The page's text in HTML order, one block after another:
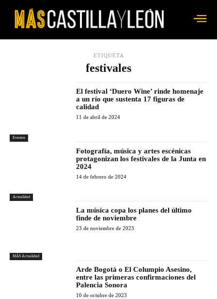
ETIQUETA
festivales
Eventos
El festival ‘Duero Wine’ rinde homenaje
a un río que sustenta 17 figuras de
calidad
11 de abril de 2024
Actualidad
Fotografía, música y artes escénicas
protagonizan los festivales de la Junta en
2024
14 de febrero de 2024
MÁS Actualidad
La música copa los planes del último
finde de noviembre
23 de noviembre de 2023
Arde Bogotá o El Columpio Asesino,
entre las primeras confirmaciones del
Palencia Sonora
10 de octubre de 2023